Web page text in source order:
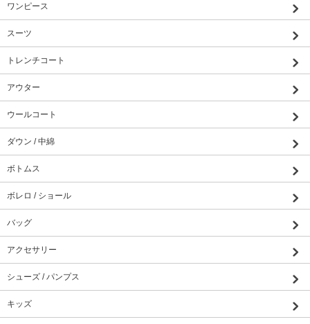
ワンピース
スーツ
トレンチコート
アウター
ウールコート
ダウン / 中綿
ボトムス
ボレロ / ショール
バッグ
アクセサリー
シューズ / パンプス
キッズ